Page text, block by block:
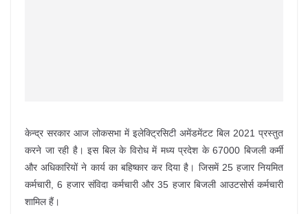
केन्द्र सरकार आज लोकसभा में इलेक्ट्रिसिटी अमेंडमेंटट बिल 2021 प्रस्तुत
करने जा रही है। इस बिल के विरोध में मध्य प्रदेश के 67000 बिजली कर्मी
और अधिकारियों ने कार्य का बहिष्कार कर दिया है। जिसमें 25 हजार नियमित
कर्मचारी, 6 हजार संविदा कर्मचारी और 35 हजार बिजली आउटसोर्स कर्मचारी
शामिल हैं।